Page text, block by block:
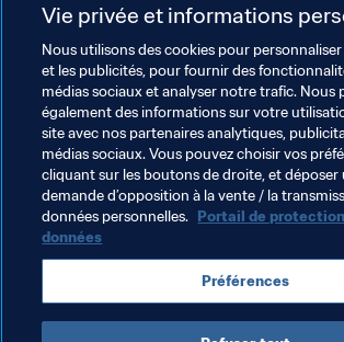
Les magnifiques infrastructures
été témoin d’événements marquants
Olympiques 1956, les Jeux du
Presidents Cup 2011, la Coupe du
l'ICC 2015 et la Coupe d’Asie de l’AFC,
Melbourne accueille également chaque
Open d’Australie de tennis et un Grand
Thèmes en lien
Coupe du Monde Féminine de la FIFA
Vie privée et informations
Nous utilisons des cookies pour
et les publicités, pour fournir des
médias sociaux et analyser notre trafic. Nous
également des informations sur votre
site avec nos partenaires analytiques,
médias sociaux. Vous pouvez choisir vos
cliquant sur les boutons de droite, et déposer
demande d’opposition à la vente / la
données personnelles. Portail de
données
Préférences